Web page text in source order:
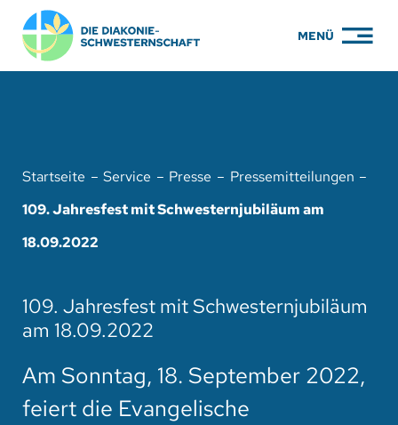
Zum
Inhalt
springen
MENÜ
KARRIERE
ENGAGEMENT
SERVICE
HOTEL
Startseite Service Presse
Pressemitteilungen
109. Jahresfest mit Schwesternjubiläum am
18.09.2022
109. Jahresfest mit Schwesternjubiläum
am 18.09.2022
Am Sonntag, 18. September 2022,
feiert die Evangelische